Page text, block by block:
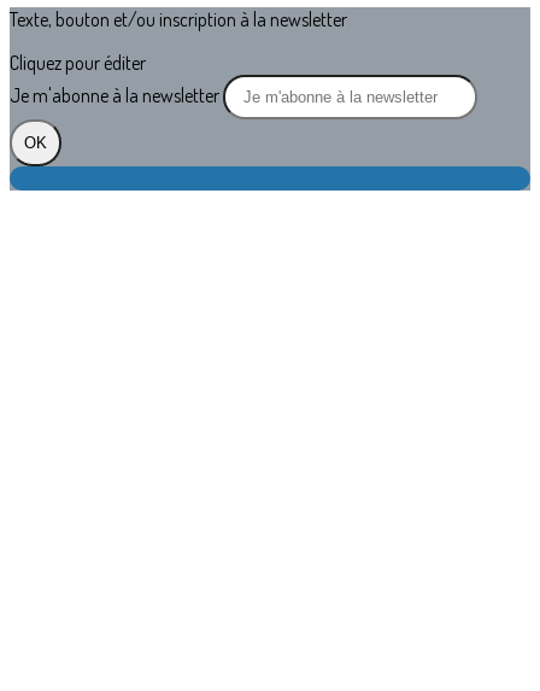
Texte, bouton et/ou inscription à la newsletter
Cliquez pour éditer
Je m'abonne à la newsletter
OK